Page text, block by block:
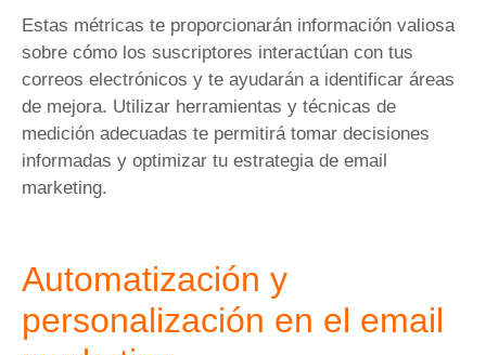
Estas métricas te proporcionarán información valiosa
sobre cómo los suscriptores interactúan con tus
correos electrónicos y te ayudarán a identificar áreas
de mejora. Utilizar herramientas y técnicas de
medición adecuadas te permitirá tomar decisiones
informadas y optimizar tu estrategia de email
marketing.
Automatización y
personalización en el email